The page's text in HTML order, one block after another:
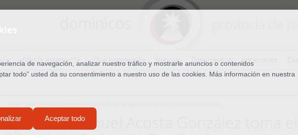
de navegación, analizar nuestro tráfico y mostrarle anuncios o contenidos
todo” usted da su consentimiento a nuestro uso de las cookies. Más información en nuestra
Aceptar todo
¿Dónde estamos? ¿Qué hacemos? Noticias Documentos Vocaciones
Cristo Manuel Acosta González toma el